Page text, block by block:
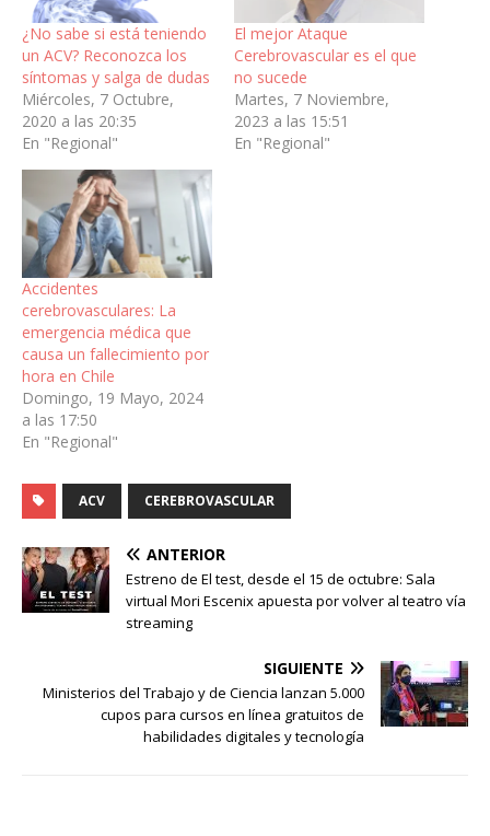
¿No sabe si está teniendo
un ACV? Reconozca los
síntomas y salga de dudas
Miércoles, 7 Octubre,
2020 a las 20:35
En "Regional"
El mejor Ataque
Cerebrovascular es el que
no sucede
Martes, 7 Noviembre,
2023 a las 15:51
En "Regional"
Accidentes
cerebrovasculares: La
emergencia médica que
causa un fallecimiento por
hora en Chile
Domingo, 19 Mayo, 2024
a las 17:50
En "Regional"
ACV CEREBROVASCULAR
ANTERIOR
Estreno de El test, desde el 15 de octubre: Sala
virtual Mori Escenix apuesta por volver al teatro vía
streaming
SIGUIENTE
Ministerios del Trabajo y de Ciencia lanzan 5.000
cupos para cursos en línea gratuitos de
habilidades digitales y tecnología